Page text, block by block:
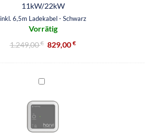
<br>
<small>inkl.
6,5m
-
Schwarz</small>
11kW/22kW
inkl. 6,5m Ladekabel - Schwarz
Vorrätig
1.249,00€ 829,00€
myenergi
drahtlose
Strommessung
zappi